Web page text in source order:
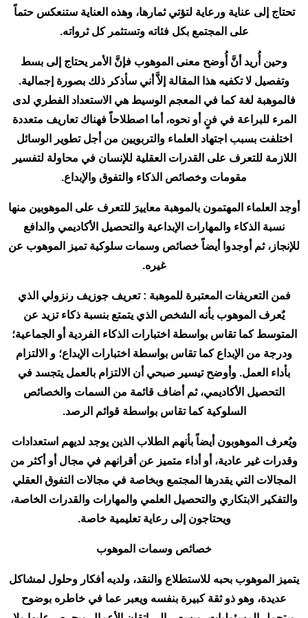
تحتاج إلى عناية ورعاية لتؤتي ثمارها، وهذه العناية ستنعكس حتماً
على المجتمع بكل فئاته وتستثمر كل ثرواته.
وحين أُريد أنَّ أُوضح معنى الموهوب فإنَّ الأمر يحتاج إلى بسط
وتفصيل لا تكفيه هذا المقالة إلاَّ أني سأذكر ذلك بصورة إجمالية.
فالموهبة لغة كما في المعجم الوسيط هي الاستعداد الفطري لدى
المرء للبراعة في فنٍ أو نحوه، أما اصطلاحاً فهناك تعاريف متعددة
اختلفت بسبب اجتهاد العلماء والتربويين من أجل تطوير الوسائل
اللازمة للتعرف على القدرات العقلية للإنسان في محاولة لتفسير
مقومات وخصائص الذكاء والتفوق والإبداع.
أوجد العلماء المهتمون بالموهبة معاييرَ للتعرف على الموهوبين منها
نسبة الذكاء والمهارات الإبداعية والتحصيل الأكاديمي والدافع
للإنجاز، ثم أوجدوا أيضاً خصائص وسمات سلوكية تميز الموهوب عن
غيره.
فمن التعريفات المعتبرة للموهبة : تعريف جوزيف رنزولي الذي
يٌعرف الموهوب بأنه الشخص الذي يتمتع بنسبة ذكاء تزيد عن
المتوسط كما تقاس بواسطة اختبارات الذكاء الفردية أو الجماعية؛
ودرجة من الإبداع كما تقاس بواسطة اختبارات الإبداع؛ و الالتزام
بأداء العمل. وأوضح تيسير صبحي أن الالتزام بالعمل يتجسد في
التحصيل الأكاديمي، ثم أضاف قائمة من السمات والخصائص
السلوكية كما تقاس بواسطة قوائم الرصد.
ويُعرف الموهوبون أيضاً بأنهم الطلاب الذين يوجد لديهم استعدادات
وقدرات غير عادية، أو أداء متميز عن أقرانهم في مجال أو أكثر من
المجالات التي يقدرها المجتمع وبخاصة في مجالات التفوق العقلي
والتفكير الابتكاري والتحصيل العلمي والمهارات والقدرات الخاصة،
ويحتاجون إلى رعاية تعليمية خاصة.
خصائص وسمات الموهوب
يتميز الموهوب بحبه للاستطلاع والنقد، ولديه أفكار وحلول لمشاكل
عديدة، وهو ذو ثقة كبيرة بنفسه ويعبر عما في خاطره بوضوح